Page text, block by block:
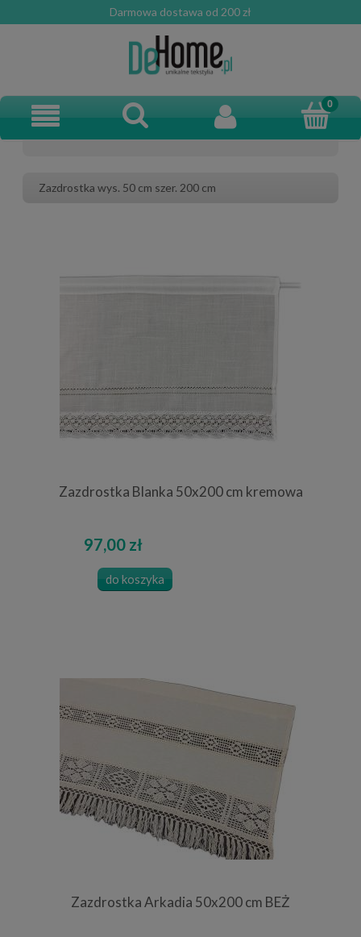
Darmowa dostawa od 200 zł
Zazdrostka wys. 50 cm szer. 200 cm
Zazdrostka Blanka 50x200 cm kremowa
97,00 zł
do koszyka
Zazdrostka Arkadia 50x200 cm BEŻ